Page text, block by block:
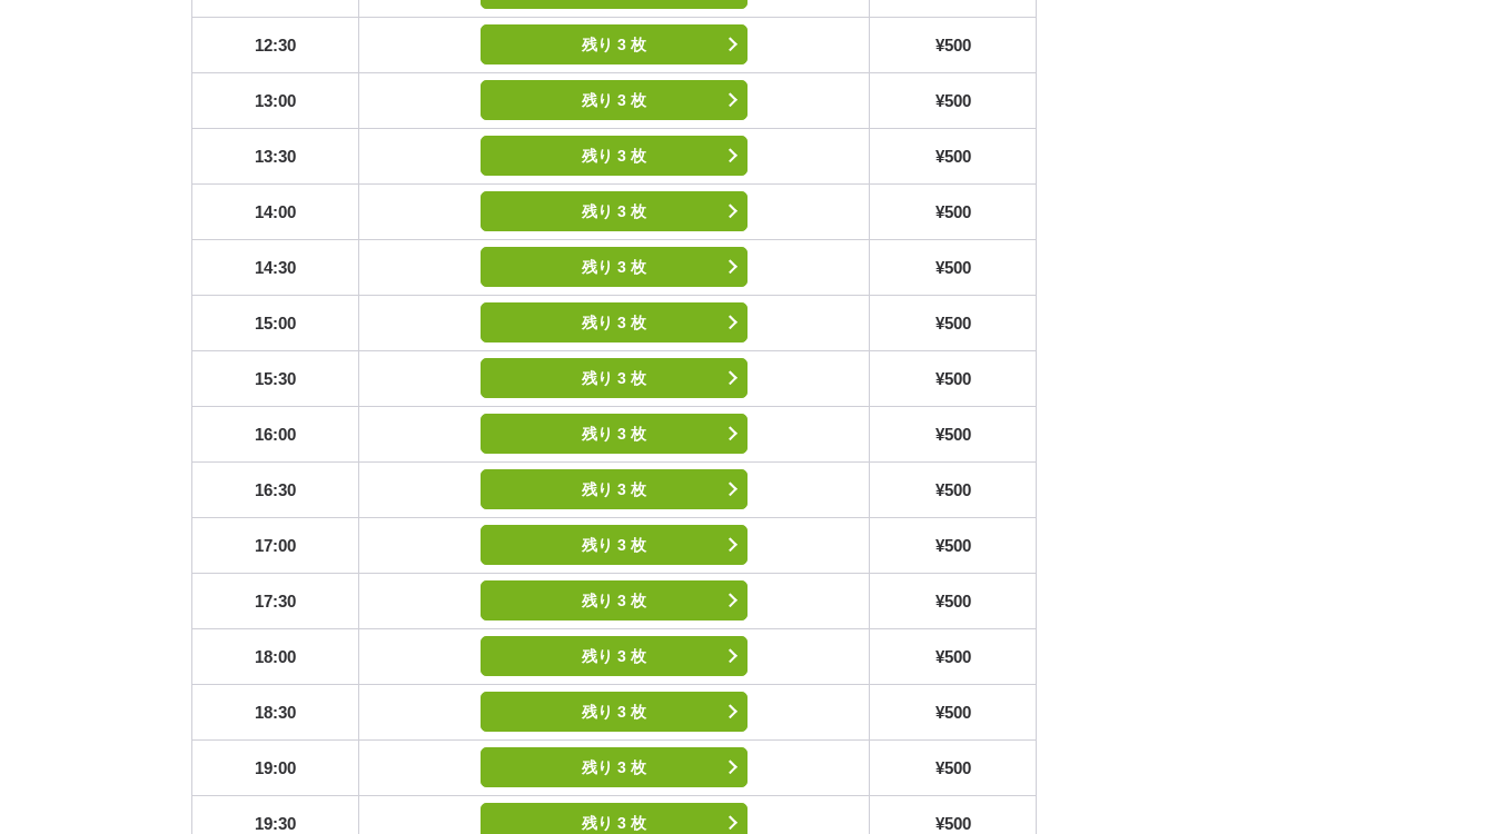
12:30 残り 3 枚 ¥500
13:00 残り 3 枚 ¥500
13:30 残り 3 枚 ¥500
14:00 残り 3 枚 ¥500
14:30 残り 3 枚 ¥500
15:00 残り 3 枚 ¥500
15:30 残り 3 枚 ¥500
16:00 残り 3 枚 ¥500
16:30 残り 3 枚 ¥500
17:00 残り 3 枚 ¥500
17:30 残り 3 枚 ¥500
18:00 残り 3 枚 ¥500
18:30 残り 3 枚 ¥500
19:00 残り 3 枚 ¥500
19:30 残り 3 枚 ¥500